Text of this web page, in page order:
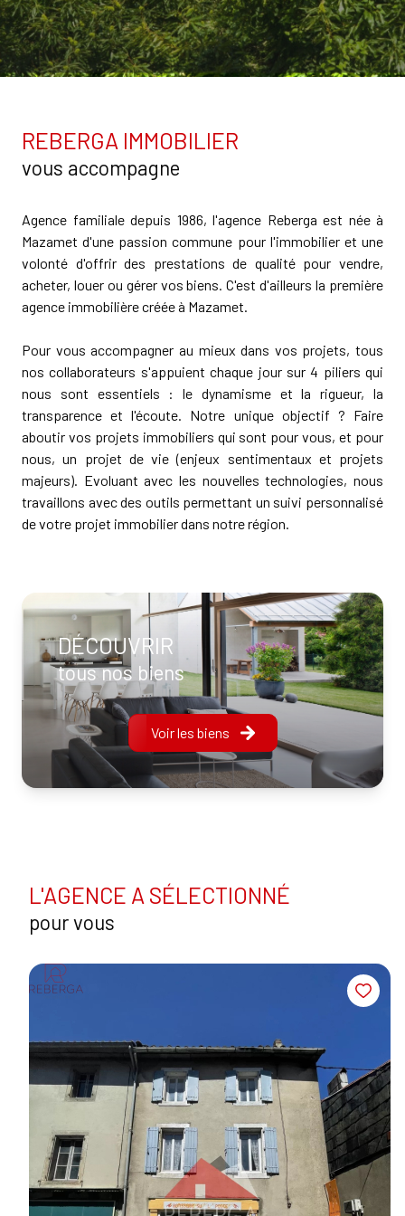
DÉCOUVRIR
tous nos biens
Voir les biens
REBERGA IMMOBILIER
vous accompagne
Agence familiale depuis 1986, l'agence Reberga est née à
Mazamet d'une passion commune pour l'immobilier et une
volonté d'offrir des prestations de qualité pour vendre,
acheter, louer ou gérer vos biens. C'est d'ailleurs la première
agence immobilière créée à Mazamet.
Pour vous accompagner au mieux dans vos projets, tous
nos collaborateurs s'appuient chaque jour sur 4 piliers qui
nous sont essentiels : le dynamisme et la rigueur, la
transparence et l'écoute. Notre unique objectif ? Faire
aboutir vos projets immobiliers qui sont pour vous, et pour
nous, un projet de vie (enjeux sentimentaux et projets
majeurs). Evoluant avec les nouvelles technologies, nous
travaillons avec des outils permettant un suivi personnalisé
de votre projet immobilier dans notre région.
L'AGENCE A SÉLECTIONNÉ
pour vous